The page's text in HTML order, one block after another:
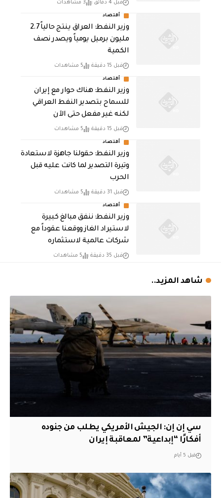
قبل 4 دقائق 3 مشاهدات
أقتصاد
وزير النفط: العراق ينتج حالياً 2.7
مليون برميل يومياً ويصدر نصف
الكمية
قبل 15 دقيقة 5 مشاهدات
أقتصاد
وزير النفط: هناك حوار مع إيران
للسماح بتصدير النفط العراقي
لكنه غير مفعل حتى الآن
قبل 15 دقيقة 5 مشاهدات
أقتصاد
وزير النفط: حقولنا جاهزة لاستعادة
وتيرة التصدير لما كانت عليه قبل
الحرب
قبل 31 دقيقة 5 مشاهدات
أقتصاد
وزير النفط: ننفق مبالغ كبيرة
لاستيراد الغاز ووقعنا عقوداً مع
شركات عالمية لاستثماره
قبل 35 دقيقة 5 مشاهدات
شاهد المزيد..
سي إن إن: الجيش الأمريكي يطلب من جنوده
أفكارًا “إبداعية” لمعاقبة إيران
قبل 5 أيام